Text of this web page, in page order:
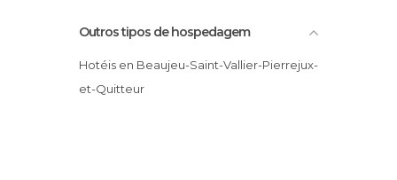
Outros tipos de hospedagem
Hotéis en Beaujeu-Saint-Vallier-Pierrejux-
et-Quitteur